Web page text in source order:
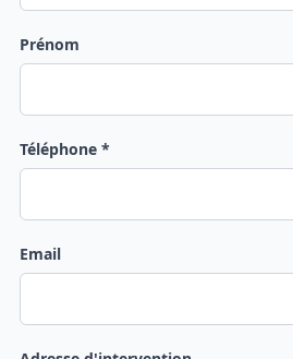
Prénom
Téléphone *
Email